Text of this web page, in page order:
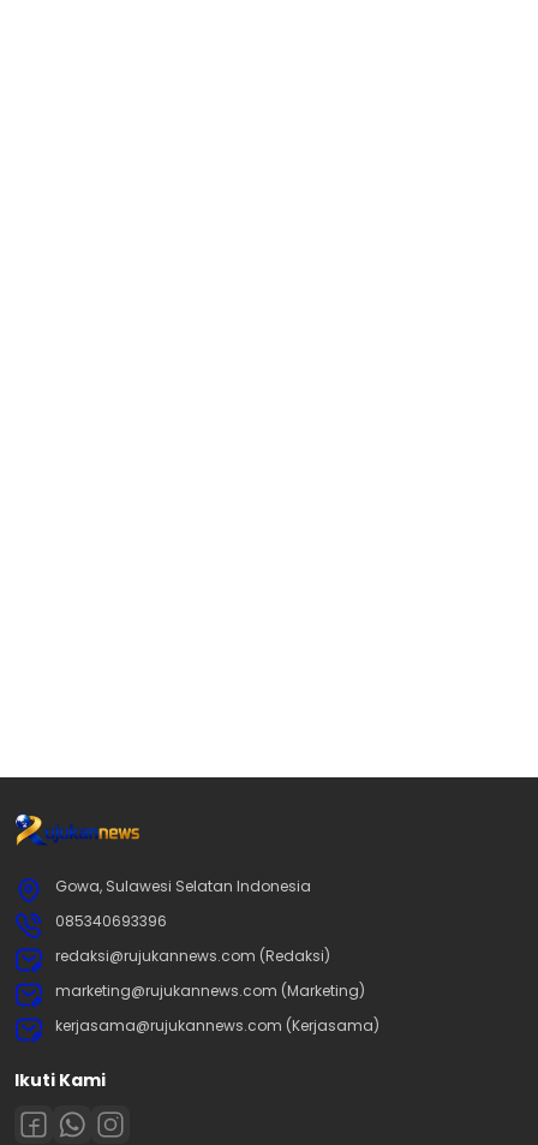
Gowa, Sulawesi Selatan Indonesia
085340693396
redaksi@rujukannews.com (Redaksi)
marketing@rujukannews.com (Marketing)
kerjasama@rujukannews.com (Kerjasama)
Ikuti Kami